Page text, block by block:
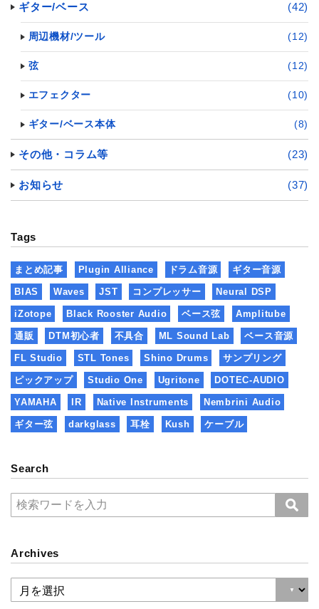
ギター/ベース (42)
周辺機材/ツール (12)
弦 (12)
エフェクター (10)
ギター/ベース本体 (8)
その他・コラム等 (23)
お知らせ (37)
Tags
まとめ記事 Plugin Alliance ドラム音源 ギター音源
BIAS Waves JST コンプレッサー Neural DSP
iZotope Black Rooster Audio ベース弦 Amplitube
通販 DTM初心者 不具合 ML Sound Lab ベース音源
FL Studio STL Tones Shino Drums サンプリング
ピックアップ Studio One Ugritone DOTEC-AUDIO
YAMAHA IR Native Instruments Nembrini Audio
ギター弦 darkglass 耳栓 Kush ケーブル
Search
Archives